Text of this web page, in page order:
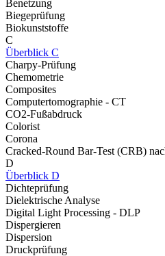
Benetzung
Biegeprüfung
Biokunststoffe
C
Überblick C
Charpy-Prüfung
Chemometrie
Composites
Computertomographie - CT
CO2-Fußabdruck
Colorist
Corona
Cracked-Round Bar-Test (CRB)
D
Überblick D
Dichteprüfung
Dielektrische Analyse
Digital Light Processing - DLP
Dispergieren
Dispersion
Druckprüfung